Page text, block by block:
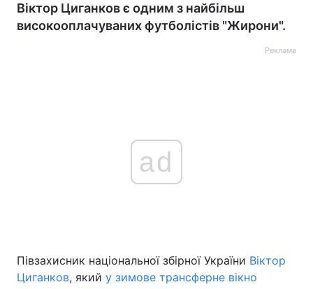
Головна Війна
Віктор Циганков є одним з найбільш
високооплачуваних футболістів "Жирони".
Реклама
ad
Півзахисник національної збірної України Віктор
Циганков, який у зимове трансферне вікно